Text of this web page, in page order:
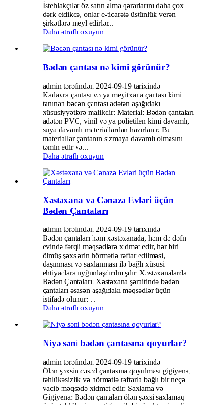
İstehlakçılar öz satın alma qərarlarını daha çox
dərk etdikcə, onlar e-ticarətə üstünlük verən
şirkətlərə meyl edirlər...
Daha ətraflı oxuyun
Bədən çantası nə kimi görünür?
admin tərəfindən 2024-09-19 tarixində
Kadavra çantası və ya meyitxana çantası kimi
tanınan bədən çantası adətən aşağıdakı
xüsusiyyətlərə malikdir: Material: Bədən çantaları
adətən PVC, vinil və ya polietilen kimi davamlı,
suya davamlı materiallardan hazırlanır. Bu
materiallar çantanın sızmaya davamlı olmasını
təmin edir və...
Daha ətraflı oxuyun
Xəstəxana və Cənazə Evləri üçün
Bədən Çantaları
admin tərəfindən 2024-09-19 tarixində
Bədən çantaları həm xəstəxanada, həm də dəfn
evində fərqli məqsədlərə xidmət edir, hər biri
ölmüş şəxslərin hörmətlə rəftar edilməsi,
daşınması və saxlanması ilə bağlı xüsusi
ehtiyaclara uyğunlaşdırılmışdır. Xəstəxanalarda
Bədən Çantaları: Xəstəxana şəraitində bədən
çantaları əsasən aşağıdakı məqsədlər üçün
istifadə olunur: ...
Daha ətraflı oxuyun
Niyə səni bədən çantasına qoyurlar?
admin tərəfindən 2024-09-19 tarixində
Ölən şəxsin cəsəd çantasına qoyulması gigiyena,
təhlükəsizlik və hörmətlə rəftarla bağlı bir neçə
vacib məqsədə xidmət edir: Saxlama və
Gigiyena: Bədən çantaları ölən şəxsi saxlamaq